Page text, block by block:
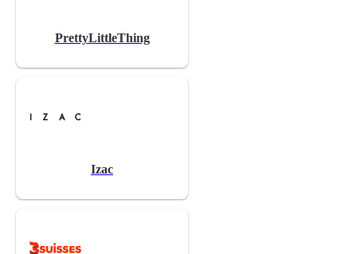
PrettyLittleThing
Izac